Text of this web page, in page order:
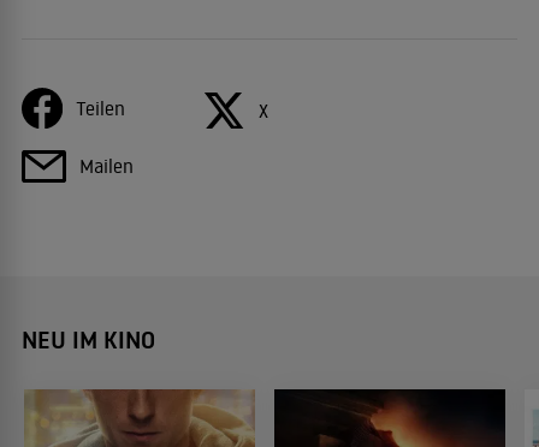
Teilen X
Mailen
NEU IM KINO